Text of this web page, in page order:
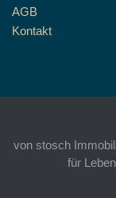
AGB
Kontakt
von stosch
für